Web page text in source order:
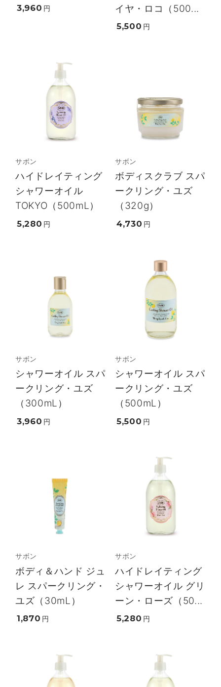
3,960 円
イヤ・ロコ（500...
5,500 円
サボン
ハイドレイティング
シャワーオイル
TOKYO（500mL）
5,280 円
サボン
ボディスクラブ スパ
ークリング・ユズ
（320g）
4,730 円
サボン
シャワーオイル スパ
ークリング・ユズ
（300mL）
3,960 円
サボン
シャワーオイル スパ
ークリング・ユズ
（500mL）
5,500 円
サボン
ボディ＆ハンド ジュ
レ スパークリング・
ユズ（30mL）
1,870 円
サボン
ハイドレイティング
シャワーオイル グリ
ーン・ローズ（50...
5,280 円